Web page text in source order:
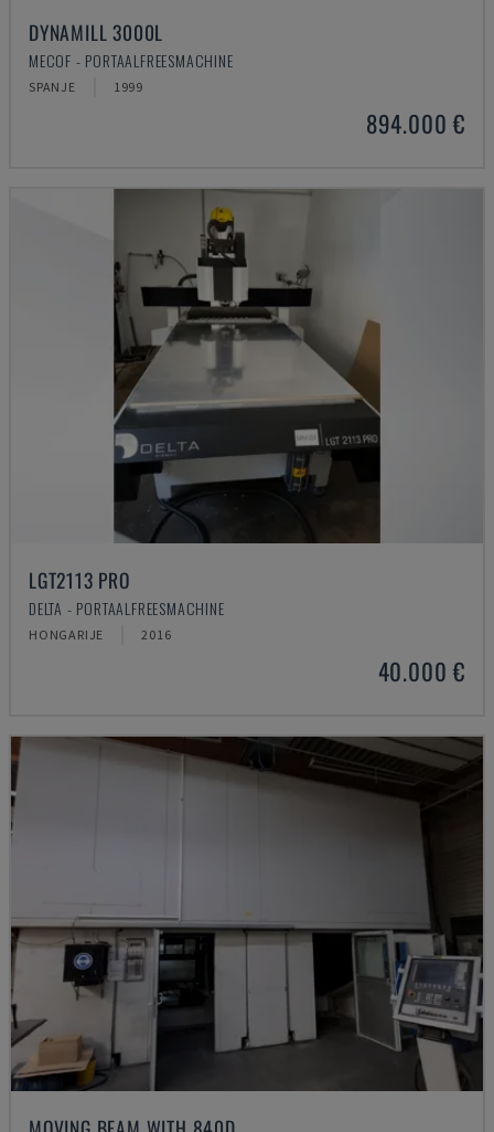
DYNAMILL 3000L
MECOF - PORTAALFREESMACHINE
SPANJE 1999
894.000 €
LGT2113 PRO
DELTA - PORTAALFREESMACHINE
HONGARIJE 2016
40.000 €